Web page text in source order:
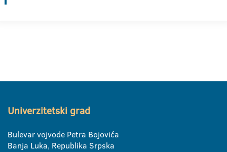
Univerzitetski grad
Bulevar vojvode Petra Bojovića
Banja Luka, Republika Srpska